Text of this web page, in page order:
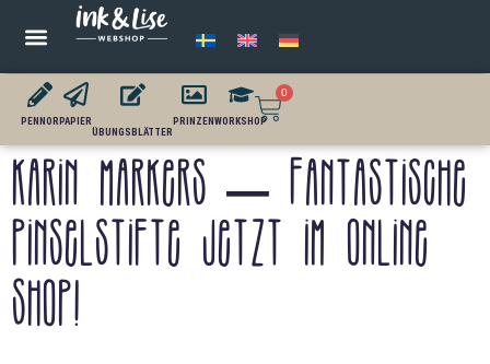
PENNOR PAPIER
ÜBUNGSBLÄTTER
PRINZEN WORKSHOP
0
Karin Markers – Fantastische
Pinselstifte jetzt im Online
Shop!